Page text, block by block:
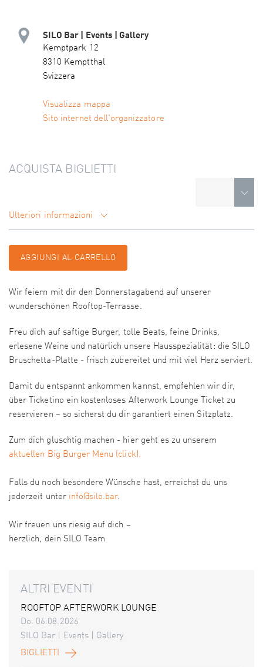
SILO Bar | Events | Gallery
Kemptpark 12
8310 Kemptthal
Svizzera
Visualizza mappa
Sito internet dell'organizzatore
ACQUISTA BIGLIETTI
Ulteriori informazioni
AGGIUNGI AL CARRELLO
Wir feiern mit dir den Donnerstagabend auf unserer
wunderschönen Rooftop-Terrasse.
Freu dich auf saftige Burger, tolle Beats, feine Drinks,
erlesene Weine und natürlich unsere Hausspezialität: die SILO
Bruschetta-Platte - frisch zubereitet und mit viel Herz serviert.
Damit du entspannt ankommen kannst, empfehlen wir dir,
über Ticketino ein kostenloses Afterwork Lounge Ticket zu
reservieren – so sicherst du dir garantiert einen Sitzplatz.
Zum dich gluschtig machen - hier geht es zu unserem
aktuellen Big Burger Menu (click).
Falls du noch besondere Wünsche hast, erreichst du uns
jederzeit unter info@silo.bar.
Wir freuen uns riesig auf dich –
herzlich, dein SILO Team
ALTRI EVENTI
ROOFTOP AFTERWORK LOUNGE
Do. 06.08.2026
SILO Bar | Events | Gallery
BIGLIETTI